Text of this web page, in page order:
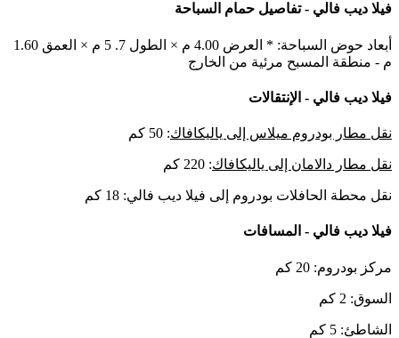
فيلا ديب فالي - تفاصيل حمام السباحة
أبعاد حوض السباحة: * العرض 4.00 م × الطول 7. 5 م × العمق 1.60
م - منطقة المسبح مرئية من الخارج
فيلا ديب فالي - الإنتقالات
نقل مطار بودروم ميلاس إلى ياليكافاك: 50 كم
نقل مطار دالامان إلى ياليكافاك: 220 كم
نقل محطة الحافلات بودروم إلى فيلا ديب فالي: 18 كم
فيلا ديب فالي - المسافات
مركز بودروم: 20 كم
السوق: 2 كم
الشاطئ: 5 كم